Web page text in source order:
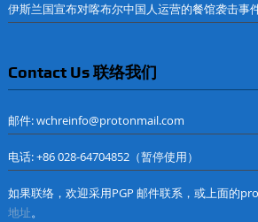
伊斯兰国宣布对喀布尔中国人运营的餐馆袭击事
Contact Us 联络我们
邮件: wchreinfo@protonmail.com
电话: +86 028-64704852（暂停使用）
如果联络，欢迎采用PGP 邮件联系，或上面的
地址。